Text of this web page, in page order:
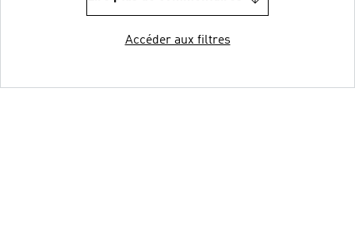
Accéder aux filtres